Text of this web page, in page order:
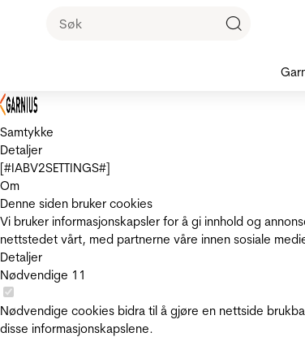
Samtykke
Detaljer
[#IABV2SETTINGS#]
Om
Denne siden bruker cookies
Vi bruker informasjonskapsler for å gi innhold og
nettstedet vårt, med partnerne våre innen sosiale
Detaljer
Nødvendige 11
Nødvendige cookies bidra til å gjøre en nettside
disse informasjonskapslene.